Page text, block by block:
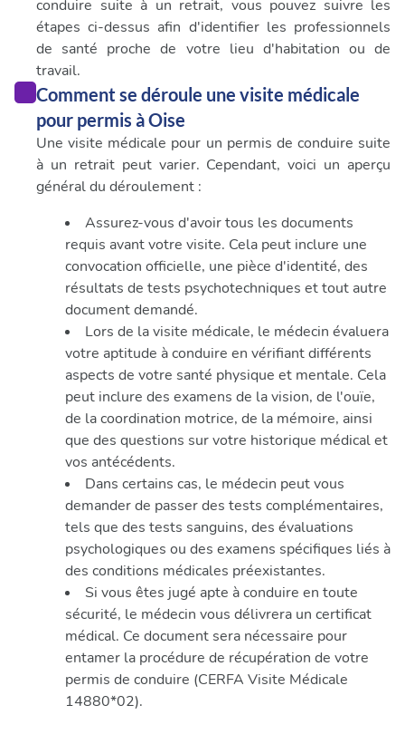
avec d'autres informations que vous leur avez fournies
ou qu'ils ont collectées lors de votre utilisation de leurs
services.
conduire suite à un retrait, vous pouvez suivre les
étapes ci-dessus afin d'identifier les professionnels
de santé proche de votre lieu d'habitation ou de
travail.
Comment se déroule une visite médicale
pour permis à Oise
Une visite médicale pour un permis de conduire suite
à un retrait peut varier. Cependant, voici un aperçu
général du déroulement :
Assurez-vous d'avoir tous les documents
requis avant votre visite. Cela peut inclure une
convocation officielle, une pièce d'identité, des
résultats de tests psychotechniques et tout autre
document demandé.
Lors de la visite médicale, le médecin évaluera
votre aptitude à conduire en vérifiant différents
aspects de votre santé physique et mentale. Cela
peut inclure des examens de la vision, de l'ouïe,
de la coordination motrice, de la mémoire, ainsi
que des questions sur votre historique médical et
vos antécédents.
Dans certains cas, le médecin peut vous
demander de passer des tests complémentaires,
tels que des tests sanguins, des évaluations
psychologiques ou des examens spécifiques liés à
des conditions médicales préexistantes.
Si vous êtes jugé apte à conduire en toute
sécurité, le médecin vous délivrera un certificat
médical. Ce document sera nécessaire pour
entamer la procédure de récupération de votre
permis de conduire (CERFA Visite Médicale
14880*02).